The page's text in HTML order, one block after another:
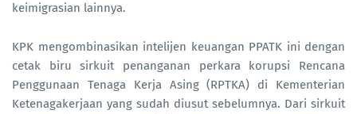
keimigrasian lainnya.
KPK mengombinasikan intelijen keuangan PPATK ini dengan
cetak biru sirkuit penanganan perkara korupsi Rencana
Penggunaan Tenaga Kerja Asing (RPTKA) di Kementerian
Ketenagakerjaan yang sudah diusut sebelumnya. Dari sirkuit